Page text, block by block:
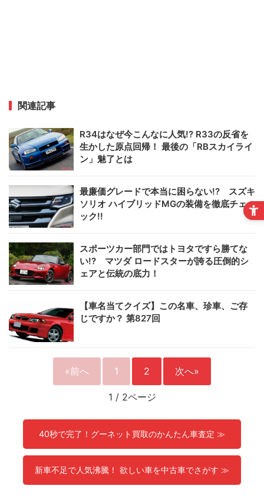
関連記事
R34はなぜ今こんなに人気!? R33の反省を
生かした原点回帰！ 最後の「RBスカイライ
ン」魅了とは
最廉価グレードで本当に困らない!? スズキ
ソリオ ハイブリッドMGの装備を徹底チェ
ック!!
スポーツカー部門ではトヨタですら勝てな
い!? マツダ ロードスターが誇る圧倒的シ
ェアと伝統の底力！
【車名当てクイズ】この名車、珍車、ご存
じですか？ 第827回
«前へ 1 2 次へ»
1 / 2ページ
40秒で完了！グーネット買取のかんたん車査定 ≫
新車不足で人気沸騰！ 欲しい車を中古車でさがす ≫